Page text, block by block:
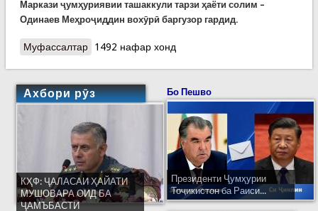
Маркази ҷумҳуриявии ташаккули тарзи ҳаёти солим –
Одинаев Меҳроҷиддин вохӯрӣ баргузор гардид.
Муфассалтаро Суҳбат аз пешгирии бемориҳои сироятӣ дар
1492 нафар хонд
Ахбори рӯз
КҲФ: ҶАЛАСАИ ҲАЙАТИ
МУШОВАРА ОИД БА
ҶАМЪБАСТИ
Бо Пешво
Президенти Ҷумҳурии
Тоҷикистон ба Раиси...